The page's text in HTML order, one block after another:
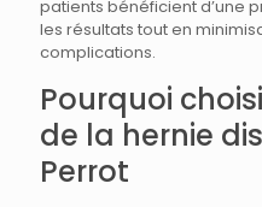
patients bénéficient d’une
les résultats tout en
complications.
Pourquoi
de la hernie
Perrot